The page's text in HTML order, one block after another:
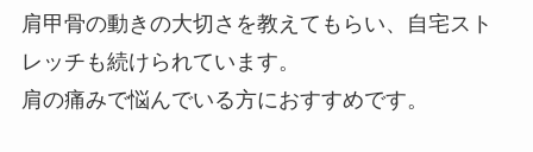
肩甲骨の動きの大切さを教えてもらい、自宅スト
レッチも続けられています。
肩の痛みで悩んでいる方におすすめです。